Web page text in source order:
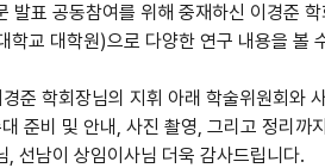
발표 공동참여를 위해 중재하신 이경준
학교 대학원)으로 다양한 연구 내용을 볼
준 학회장님의 지휘 아래 학술위원회와
준비 및 안내, 사진 촬영, 그리고 정리
, 선남이 상임이사님 더욱 감사드립니다.